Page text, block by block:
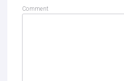
Comment